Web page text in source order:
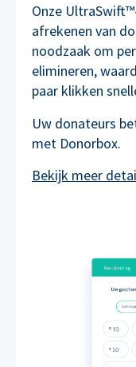
Onze
afrekenen van
noodzaak om
elimineren,
paar klikken
Uw donateurs
met Donorbox.